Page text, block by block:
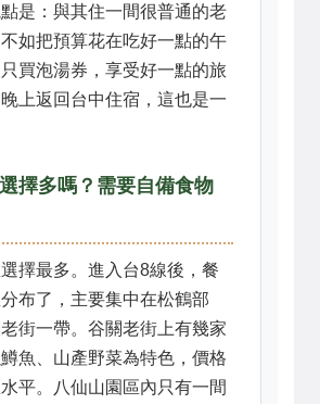
是：與其住一間很普通的老
如把預算花在吃好一點的午
買泡湯券，享受好一點的旅
上返回台中住宿，這也是一
擇多嗎？需要自備食物
擇最多。進入台8線後，餐
布了，主要集中在松鶴部
街一帶。谷關老街上有幾家
魚、山產野菜為特色，價格
平。八仙山園區內只有一間